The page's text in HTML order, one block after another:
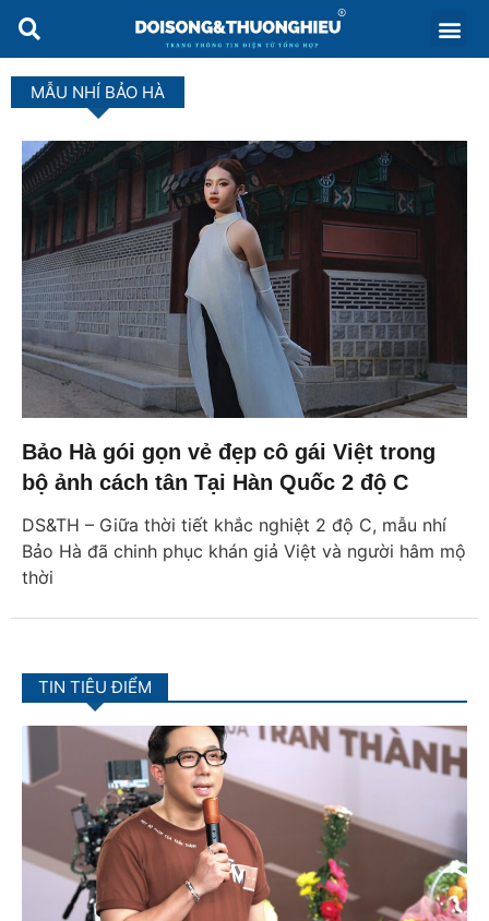
MẪU NHÍ BẢO HÀ
Bảo Hà gói gọn vẻ đẹp cô gái Việt trong
bộ ảnh cách tân Tại Hàn Quốc 2 độ C
DS&TH – Giữa thời tiết khắc nghiệt 2 độ C, mẫu nhí
Bảo Hà đã chinh phục khán giả Việt và người hâm mộ
thời
TIN TIÊU ĐIỂM